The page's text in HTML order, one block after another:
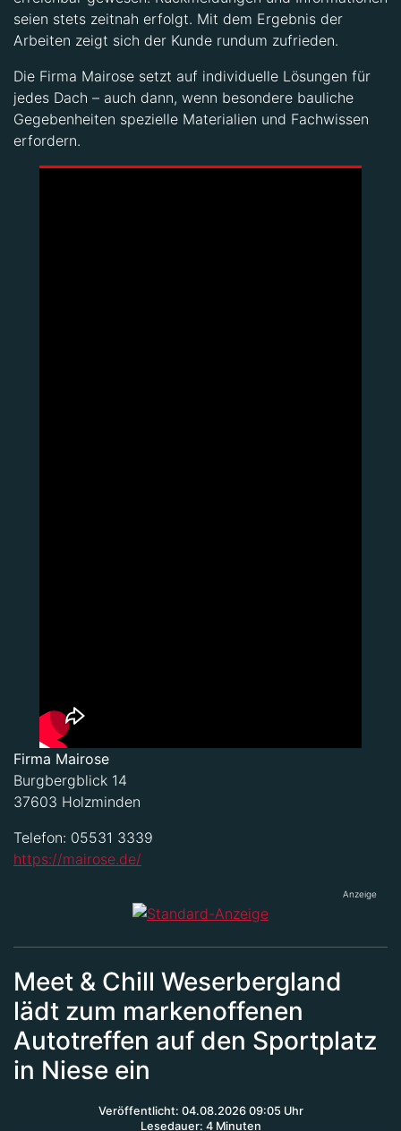
seien stets zeitnah erfolgt. Mit dem Ergebnis der
Arbeiten zeigt sich der Kunde rundum zufrieden.
Die Firma Mairose setzt auf individuelle Lösungen für
jedes Dach – auch dann, wenn besondere bauliche
Gegebenheiten spezielle Materialien und Fachwissen
erfordern.
Firma Mairose
Burgbergblick 14
37603 Holzminden
Telefon: 05531 3339
https://mairose.de/
Anzeige
Meet & Chill Weserbergland
lädt zum markenoffenen
Autotreffen auf den Sportplatz
in Niese ein
Veröffentlicht: 04.08.2026 09:05 Uhr
Lesedauer: 4 Minuten